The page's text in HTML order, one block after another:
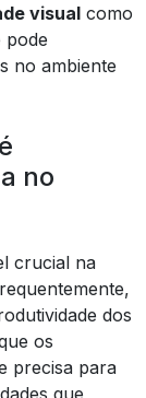
visual como
pode
no ambiente
no
crucial na
dos
os
precisa para
que